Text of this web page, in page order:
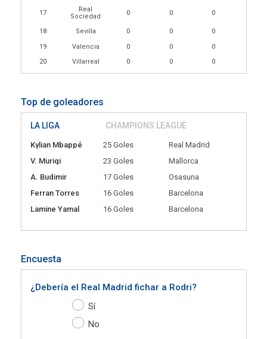
17
Real
Sociedad
0 0 0
18 Sevilla 0 0
0
19
Valencia 0 0
0
20
Villarreal 0 0 0
Top de goleadores
LA LIGA CHAMPIONS LEAGUE
Kylian Mbappé 25 Goles
Real Madrid
V. Muriqi
23 Goles
Mallorca
A. Budimir
17 Goles
Osasuna
Ferran Torres
16 Goles
Barcelona
Lamine Yamal
16 Goles Barcelona
Encuesta
¿Debería el Real Madrid fichar a Rodri?
Sí
No